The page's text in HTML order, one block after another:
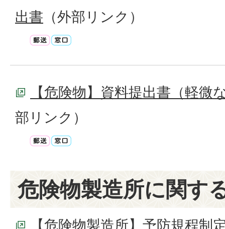
出書 （外部リンク）
【危険物】資料提出書（軽微
部リンク）
危険物製造所に関す
【危険物製造所】予防規程制